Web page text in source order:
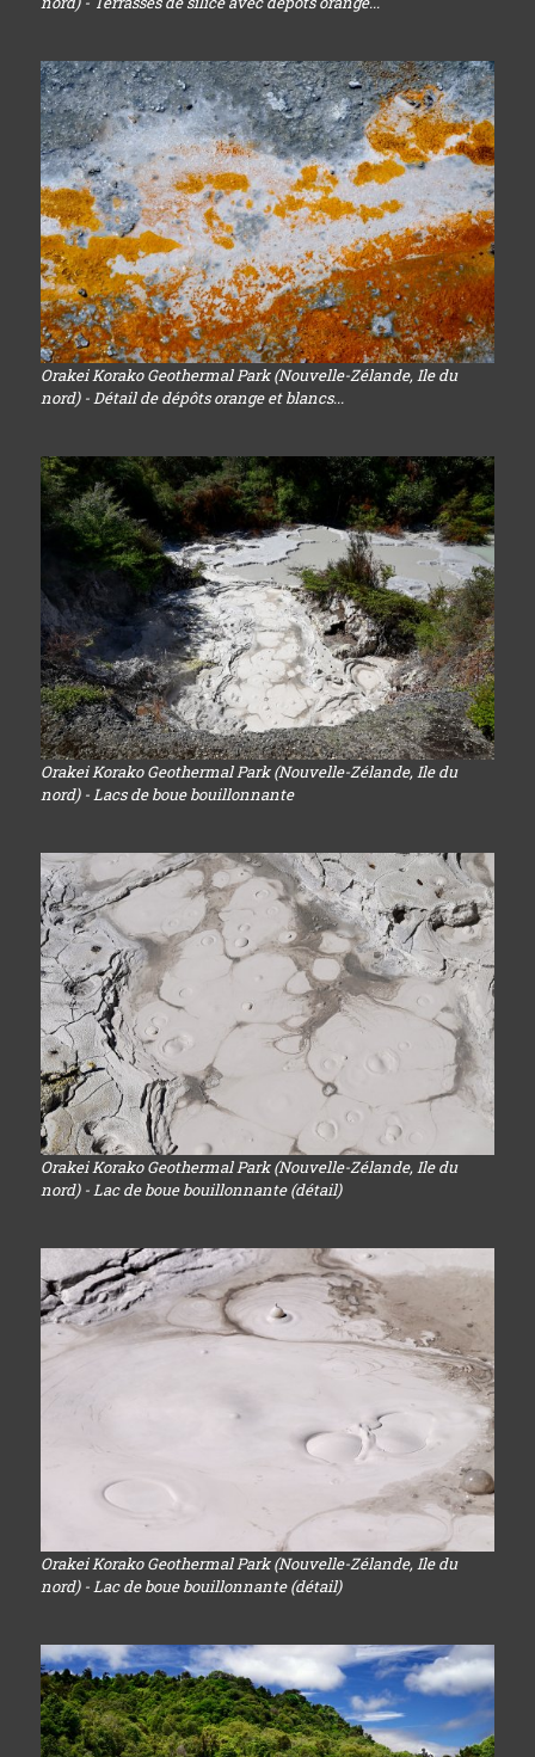
Orakei Korako Geothermal Park (Nouvelle-Zélande, Ile du
nord) - Détail de dépôts orange et blancs...
Orakei Korako Geothermal Park (Nouvelle-Zélande, Ile du
nord) - Lacs de boue bouillonnante
Orakei Korako Geothermal Park (Nouvelle-Zélande, Ile du
nord) - Lac de boue bouillonnante (détail)
Orakei Korako Geothermal Park (Nouvelle-Zélande, Ile du
nord) - Lac de boue bouillonnante (détail)